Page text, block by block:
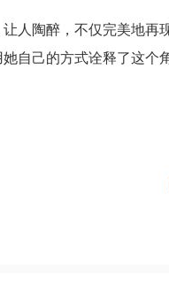
人陶醉，不仅完美地再
自己的方式诠释了这个